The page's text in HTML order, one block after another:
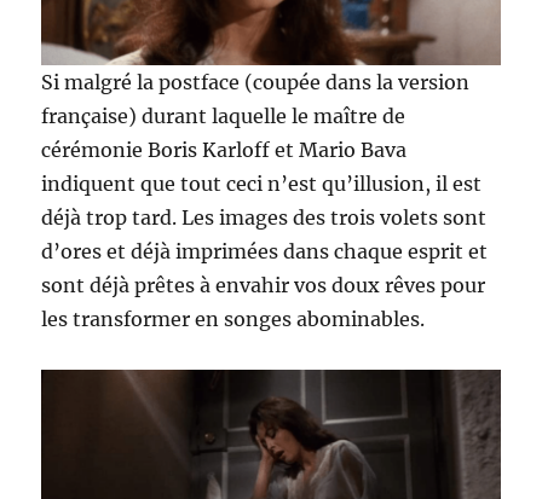
Si malgré la postface (coupée dans la version
française) durant laquelle le maître de
cérémonie Boris Karloff et Mario Bava
indiquent que tout ceci n’est qu’illusion, il est
déjà trop tard. Les images des trois volets sont
d’ores et déjà imprimées dans chaque esprit et
sont déjà prêtes à envahir vos doux rêves pour
les transformer en songes abominables.